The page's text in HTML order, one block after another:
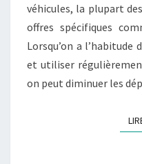
véhicules, la plupart
offres spécifiques
Lorsqu’on a l’habitude
et utiliser
on peut diminuer les